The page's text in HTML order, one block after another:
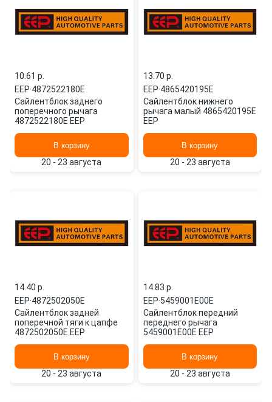
10.61 p.
EEP·4872522180E
Сайлентблок заднего
поперечного рычага
4872522180E EEP
В корзину
20 - 23 августа
13.70 p.
EEP·4865420195E
Сайлентблок нижнего
рычага малый 4865420195E
EEP
В корзину
20 - 23 августа
14.40 p.
EEP·4872502050E
Сайлентблок задней
поперечной тяги к цапфе
4872502050E EEP
В корзину
20 - 23 августа
14.83 p.
EEP·5459001E00E
Сайлентблок передний
переднего рычага
5459001E00E EEP
В корзину
20 - 23 августа